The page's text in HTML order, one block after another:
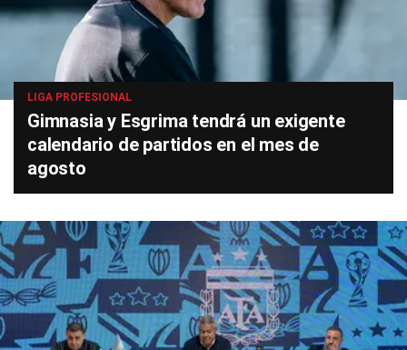
LIGA PROFESIONAL
Gimnasia y Esgrima tendrá un exigente
calendario de partidos en el mes de
agosto